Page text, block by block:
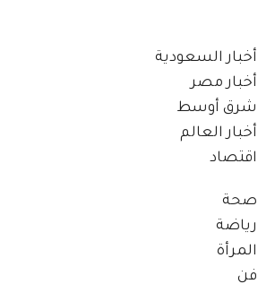
أخبار السعودية
أخبار مصر
شرق أوسط
أخبار العالم
اقتصاد
صحة
رياضة
المرأة
فن